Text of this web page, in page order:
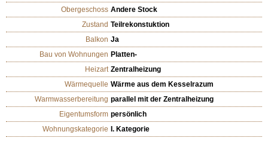
Obergeschoss Andere Stock
Zustand Teilrekonstuktion
Balkon Ja
Bau von Wohnungen Platten-
Heizart Zentralheizung
Wärmequelle Wärme aus dem Kesselrazum
Warmwasserbereitung parallel mit der Zentralheizung
Eigentumsform persönlich
Wohnungskategorie I. Kategorie